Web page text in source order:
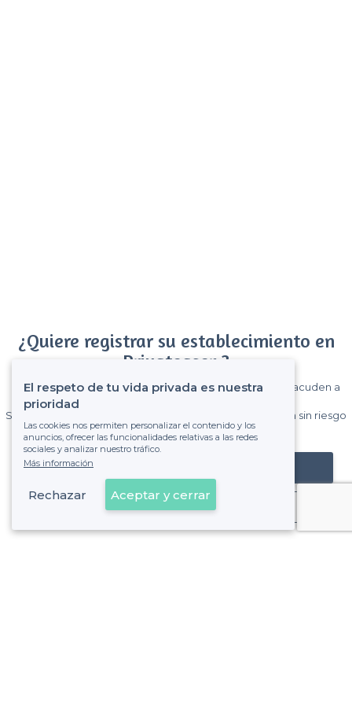
¿Quiere registrar su establecimiento en
Privateaser ?
Gane muchos clientes entre el millón de visitantes que acuden a
Sin comisiones y sin compromiso, pagas una cantidad fija sin riesgo
de ver la factura.
Registrar mi establecimiento
Ya es cliente
El respeto de tu vida privada es nuestra
prioridad
Las cookies nos permiten personalizar el contenido y los
anuncios, ofrecer las funcionalidades relativas a las redes
sociales y analizar nuestro tráfico.
Más información
Rechazar Aceptar y cerrar